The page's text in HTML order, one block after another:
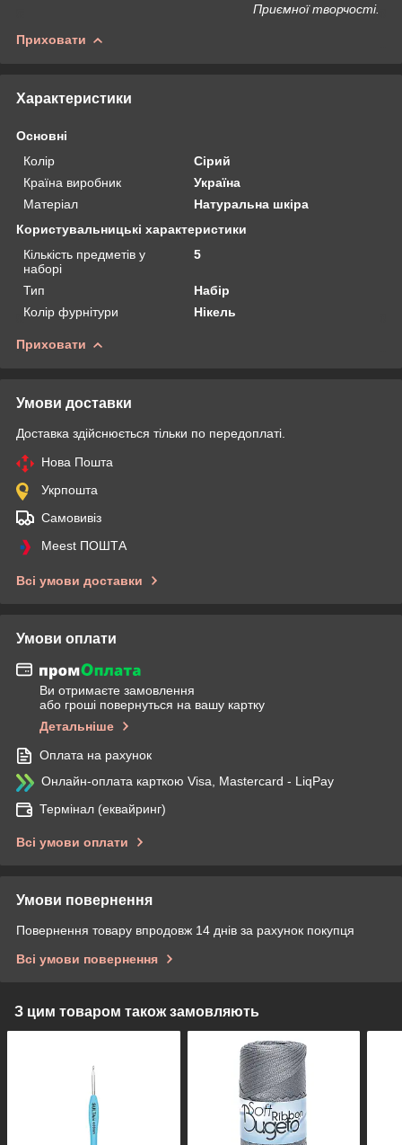
Приємної творчості.
Приховати
Характеристики
Основні
Колір
Сірий
Країна виробник
Україна
Матеріал
Натуральна шкіра
Користувальницькі характеристики
Кількість предметів у
наборі
5
Тип
Набір
Колір фурнітури
Нікель
Приховати
Умови доставки
Доставка здійснюється тільки по передоплаті.
Нова Пошта
Укрпошта
Самовивіз
Meest ПОШТА
Всі умови доставки
Умови оплати
Ви отримаєте замовлення
або гроші повернуться на вашу картку
Детальніше
Оплата на рахунок
Онлайн-оплата карткою Visa, Mastercard - LiqPay
Термінал (еквайринг)
Всі умови оплати
Умови повернення
Повернення товару впродовж 14 днів за рахунок покупця
Всі умови повернення
З цим товаром також замовляють